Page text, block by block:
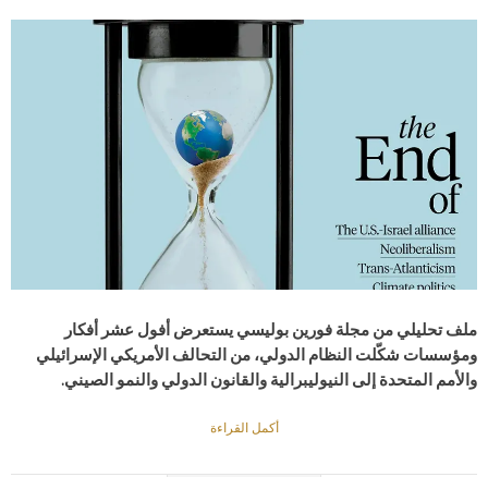
ملف تحليلي من مجلة فورين بوليسي يستعرض أفول عشر أفكار
ومؤسسات شكّلت النظام الدولي، من التحالف الأمريكي الإسرائيلي
والأمم المتحدة إلى النيوليبرالية والقانون الدولي والنمو الصيني.
أكمل القراءة